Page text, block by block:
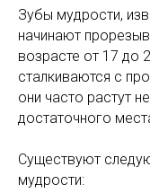
Зубы мудрости,
начинают
возрасте от 17 до
сталкиваются с
они часто растут
достаточного
Существуют
мудрости: